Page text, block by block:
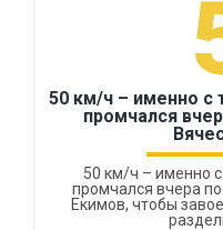
50 км/ч – именно с
промчался
50 км/ч – именно
промчался вчера
Екимов, чтобы